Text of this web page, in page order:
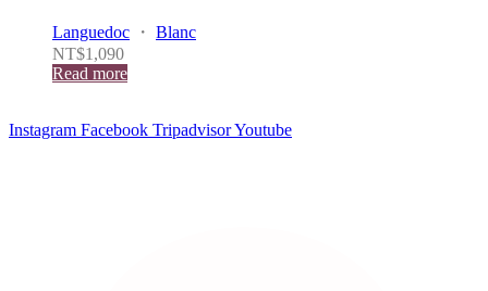
Languedoc ・ Blanc
NT$1,090
Read more
Instagram Facebook TripadvisorYoutube